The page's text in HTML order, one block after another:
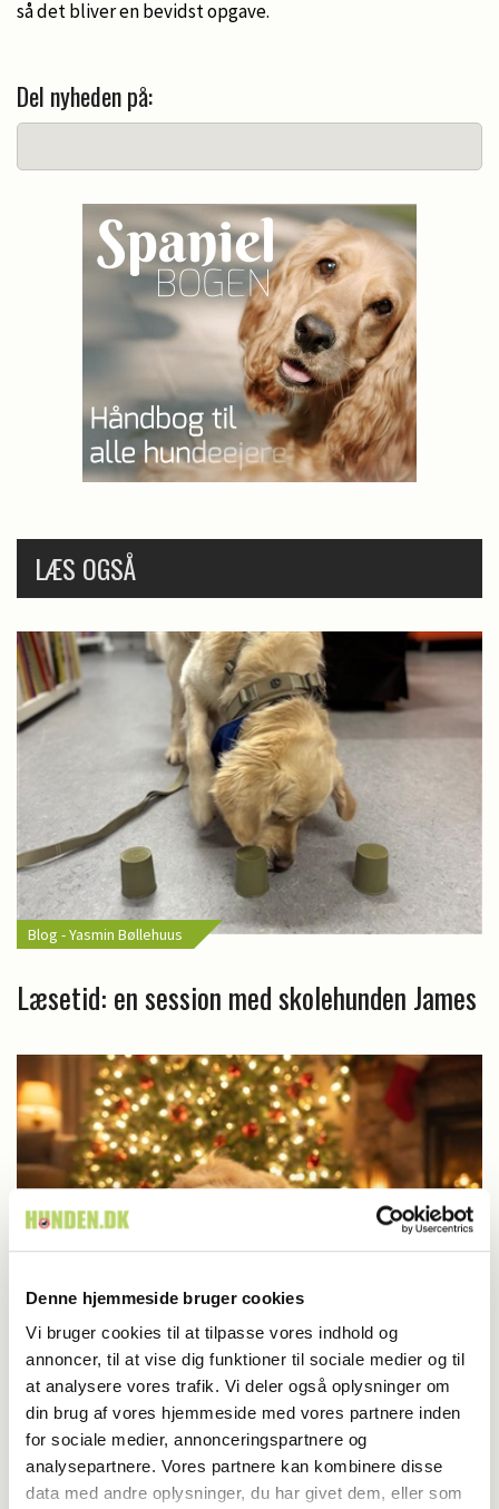
Denne hjemmeside bruger cookies
Vi bruger cookies til at tilpasse vores indhold og
annoncer, til at vise dig funktioner til sociale medier og til
at analysere vores trafik. Vi deler også oplysninger om
din brug af vores hjemmeside med vores partnere inden
for sociale medier, annonceringspartnere og
analysepartnere. Vores partnere kan kombinere disse
data med andre oplysninger, du har givet dem, eller som
så det bliver en bevidst opgave.
Del nyheden på:
LÆS OGSÅ
Blog - Yasmin Bøllehuus
Læsetid: en session med skolehunden James
Blog - Yasmin Bøllehuus
Blog: De vigtige pauser